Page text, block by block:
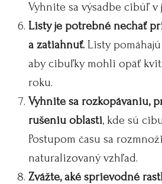
Vyhnite sa výsadbe cibúľ v
Listy je potrebné nechať
a zatiahnuť. Listy
aby cibuľky mohli opäť
roku.
Vyhnite sa rozkopávaniu,
rušeniu oblasti, kde sú
Postupom času sa
naturalizovaný vzhľad.
Zvážte, aké sprievodné